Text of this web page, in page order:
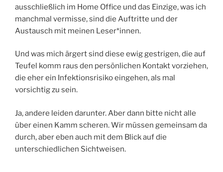
ausschließlich im Home Office und das Einzige, was ich
manchmal vermisse, sind die Auftritte und der
Austausch mit meinen Leser*innen.
Und was mich ärgert sind diese ewig gestrigen, die auf
Teufel komm raus den persönlichen Kontakt vorziehen,
die eher ein Infektionsrisiko eingehen, als mal
vorsichtig zu sein.
Ja, andere leiden darunter. Aber dann bitte nicht alle
über einen Kamm scheren. Wir müssen gemeinsam da
durch, aber eben auch mit dem Blick auf die
unterschiedlichen Sichtweisen.